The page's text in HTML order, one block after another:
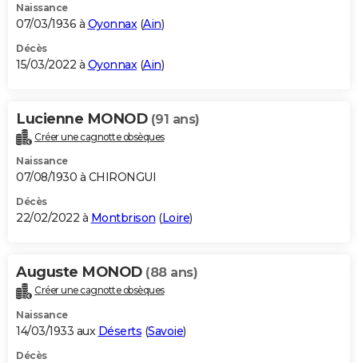
Naissance
07/03/1936 à Oyonnax (Ain)
Décès
15/03/2022 à Oyonnax (Ain)
Lucienne MONOD (91 ans)
Créer une cagnotte obsèques
Naissance
07/08/1930 à CHIRONGUI
Décès
22/02/2022 à Montbrison (Loire)
Auguste MONOD (88 ans)
Créer une cagnotte obsèques
Naissance
14/03/1933 aux Déserts (Savoie)
Décès